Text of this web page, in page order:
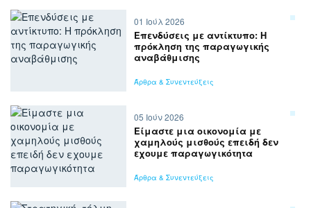
01 Ιούλ 2026
Επενδύσεις με αντίκτυπο: Η
πρόκληση της παραγωγικής
αναβάθμισης
Άρθρα & Συνεντεύξεις
05 Ιούν 2026
Είμαστε μια οικονομία με
χαμηλούς μισθούς επειδή δεν
εχουμε παραγωγικότητα
Άρθρα & Συνεντεύξεις